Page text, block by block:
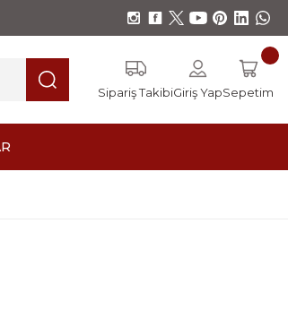
Sipariş TakibiGiriş YapSepetim